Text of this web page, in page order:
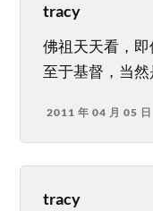
tracy
佛祖天天看，即
至于基督，当
2011 年 04 月 05 日
tracy